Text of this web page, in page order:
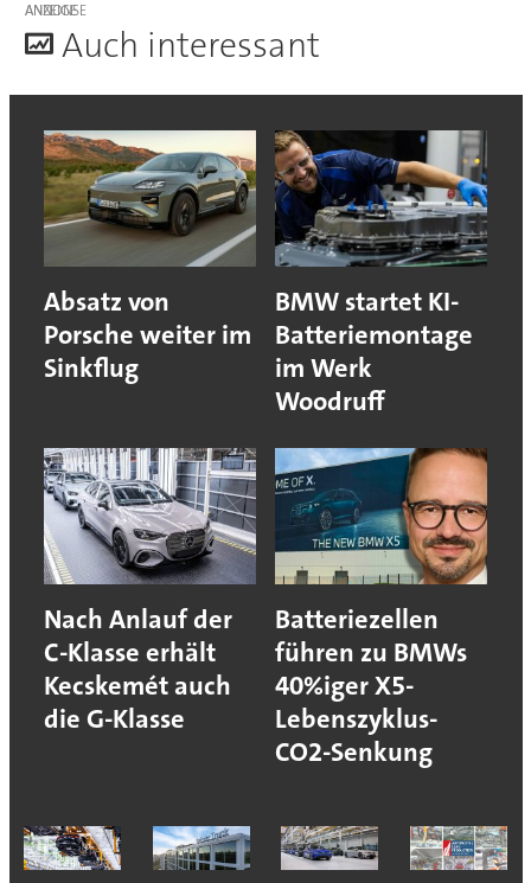
ANZEIGE
Auch interessant
Absatz von
Porsche weiter im
Sinkflug
BMW startet KI-
Batteriemontage
im Werk
Woodruff
Nach Anlauf der
C-Klasse erhält
Kecskemét auch
die G-Klasse
Batteriezellen
führen zu BMWs
40%iger X5-
Lebenszyklus-
CO2-Senkung